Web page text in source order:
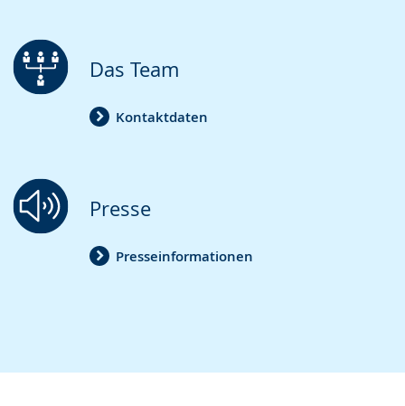
Das Team
Kontaktdaten
Presse
Presseinformationen